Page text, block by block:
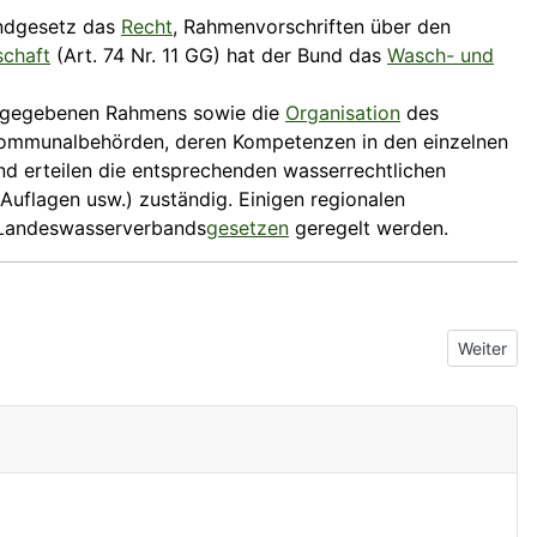
das Recht, Rahmen­vorschriften über den
(Art. 74 Nr. 11 GG) hat der Bund das Wasch- und
Rahmens sowie die Organisation des
deren Kompetenzen in den einzelnen
erteilen die entsprechenden wasserrechtlichen
usw.) zuständig. Einigen regionalen
gesetzen geregelt werden.
Nächster
Weiter